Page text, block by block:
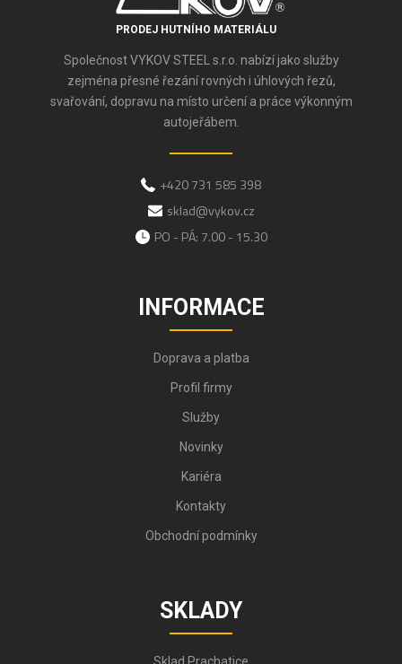
PRODEJ HUTNÍHO MATERIÁLU
Společnost VYKOV STEEL s.r.o. nabízí jako služby
zejména přesné řezání rovných i úhlových řezů,
svařování, dopravu na místo určení a práce výkonným
autojeřábem.
+420 731 585 398
sklad@vykov.cz
PO - PÁ: 7.00 - 15.30
INFORMACE
Doprava a platba
Profil firmy
Služby
Novinky
Kariéra
Kontakty
Obchodní podmínky
SKLADY